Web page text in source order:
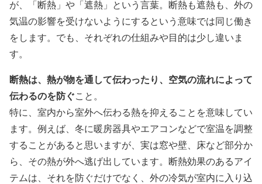
が、「断熱」や「遮熱」という言葉。断熱も遮熱も、外の
気温の影響を受けないようにするという意味では同じ働き
をします。でも、それぞれの仕組みや目的は少し違いま
す。
断熱は、熱が物を通して伝わったり、空気の流れによって
伝わるのを防ぐこと。
特に、室内から室外へ伝わる熱を抑えることを意味してい
ます。例えば、冬に暖房器具やエアコンなどで室温を調整
することがあると思いますが、実は窓や壁、床など部分か
ら、その熱が外へ逃げ出しています。断熱効果のあるアイ
テムは、それを防ぐだけでなく、外の冷気が室内に入り込